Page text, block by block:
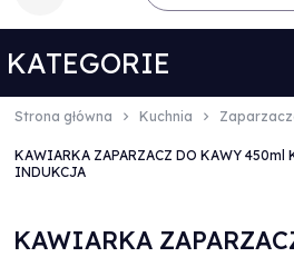
KATEGORIE
Strona główna Kuchnia
KAWIARKA ZAPARZACZ DO KAWY 450ml
INDUKCJA
KAWIARKA